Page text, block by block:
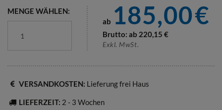
MENGE WÄHLEN:
ab 185,00€
Brutto: ab 220,15 €
Exkl. MwSt.
VERSANDKOSTEN: Lieferung frei Haus
LIEFERZEIT: 2 - 3 Wochen